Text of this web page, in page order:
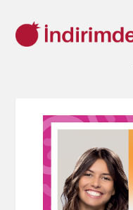
Aksesuar
Beyaz Eşya
Çay & Kahve &
Çikolata & Bisküvi &
Elektronik
Et & Balık